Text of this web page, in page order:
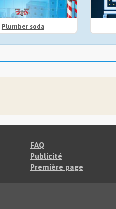
Plumber soda
FAQ
Publicité
Première page